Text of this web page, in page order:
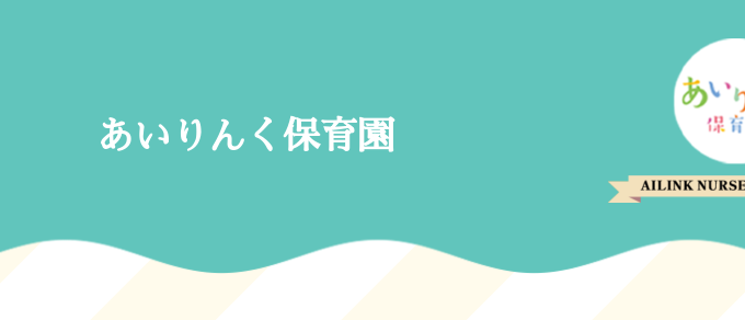
あいりんく保育園